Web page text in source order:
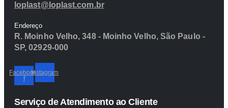
loplast@loplast.com.br
Endereço
R. Moinho Velho, 348 - Moinho Velho, São Paulo -
SP, 02929-000
Facebook-
f
Instagram
Serviço de Atendimento ao Cliente